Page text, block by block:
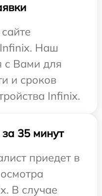
Infinix. Наш
с Вами для
и сроков
Infinix.
35 минут
приедет в
В случае